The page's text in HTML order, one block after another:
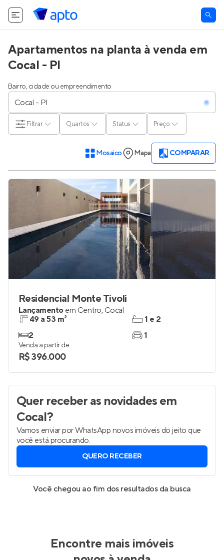
Apartamentos na planta à venda em
Cocal - PI
Bairro, cidade ou empreendimento
Quartos Status Preço
Filtrar
Mosaico Mapa COMPARAR
Residencial Monte Tivoli
Lançamento em Centro, Cocal
49 a 53 m²
2
1 e 2
1
Venda a partir de
R$ 396.000
Quer receber as novidadesem
Cocal?
Vamos enviar por WhatsApp novos imóveis do jeito que
você está procurando.
QUERO RECEBER
Você chegou ao fim dos resultados da busca
Encontre mais imóveis